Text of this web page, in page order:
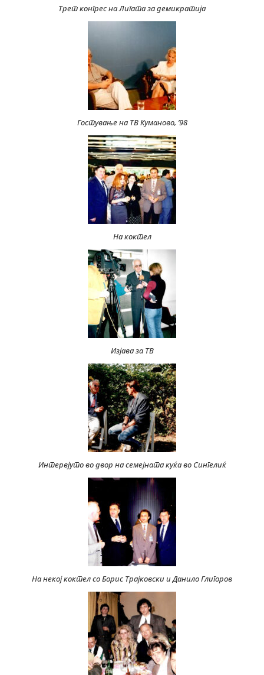
Трет конгрес на Лигата за демикратија
Гостување на ТВ Куманово, ’98
На коктел
Изјава за ТВ
Интервјуто во двор на семејната куќа во Сингелиќ
На некој коктел со Борис Трајковски и Данило Глигоров